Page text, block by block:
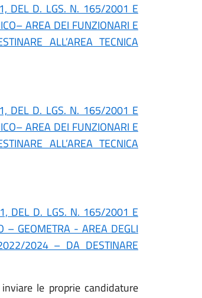
1, DEL D. LGS. N. 165/2001 E
AREA DEI FUNZIONARI E
ALL’AREA TECNICA
1, DEL D. LGS. N. 165/2001 E
AREA DEI FUNZIONARI E
ALL’AREA TECNICA
1, DEL D. LGS. N. 165/2001 E
– GEOMETRA - AREA DEGLI
2024 – DA DESTINARE
le proprie candidature